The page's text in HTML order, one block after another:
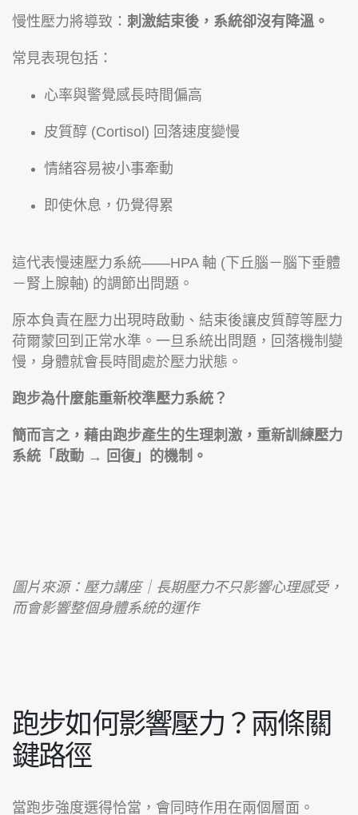
慢性壓力將導致： 刺激結束後，系統卻沒有降溫。
常見表現包括：
心率與警覺感長時間偏高
皮質醇 (Cortisol) 回落速度變慢
情緒容易被小事牽動
即使休息，仍覺得累
這代表慢速壓力系統——HPA 軸 (下丘腦－腦下垂體
－腎上腺軸) 的調節出問題。
原本負責在壓力出現時啟動、結束後讓皮質醇等壓力
荷爾蒙回到正常水準。一旦系統出問題，回落機制變
慢，身體就會長時間處於壓力狀態。
跑步為什麼能重新校準壓力系統？
簡而言之，藉由跑步產生的生理刺激，重新訓練壓力
系統「啟動 → 回復」的機制。
圖片來源：壓力講座｜長期壓力不只影響心理感受，
而會影響整個身體系統的運作
跑步如何影響壓力？兩條關
鍵路徑
當跑步強度選得恰當，會同時作用在兩個層面。